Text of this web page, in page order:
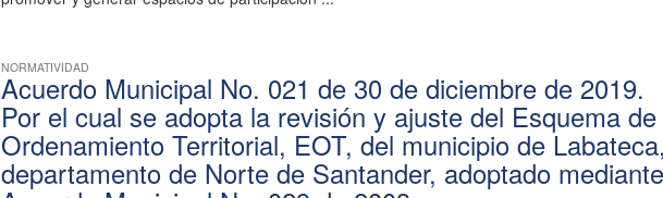
NORMATIVIDAD
Acuerdo Municipal No. 021 de 30 de diciembre de 2019.
Por el cual se adopta la revisión y ajuste del Esquema de
Ordenamiento Territorial, EOT, del municipio de Labateca,
departamento de Norte de Santander, adoptado mediante